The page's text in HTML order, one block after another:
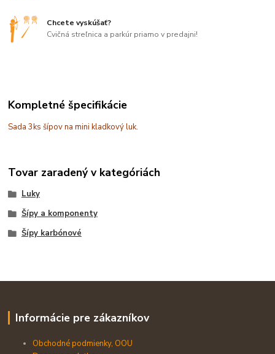
Chcete vyskúšať?
Cvičná streľnica a parkúr priamo v predajni!
Kompletné špecifikácie
Sada 3ks šípov na mini kladkový luk.
Tovar zaradený v kategóriách
Luky
Šípy a komponenty
Šípy karbónové
Informácie pre zákazníkov
Obchodné podmienky, OOU